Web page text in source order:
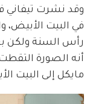
في البيت الأبيض،
رأس السنة ولكن
مايكل إلى البيت